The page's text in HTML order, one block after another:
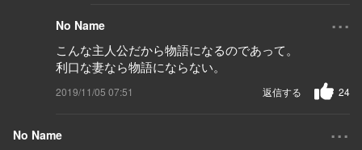
No Name ...
こんな主人公だから物語になるのであって。
利口な妻なら物語にならない。
2019/11/05 07:51 24
返信する
No Name ...